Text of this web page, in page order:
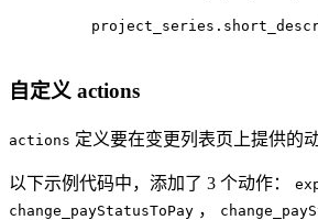
自定义 actions
actions 定义要在变更列表页上提供的
以下示例代码中，添加了 3 个动作：
change_payStatusToPay ，